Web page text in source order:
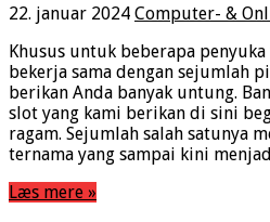
22. januar 2024 Computer- &
Khusus untuk beberapa
bekerja sama dengan sejumlah
berikan Anda banyak untung.
slot yang kami berikan di sini
ragam. Sejumlah salah satunya
ternama yang sampai kini
Læs mere »